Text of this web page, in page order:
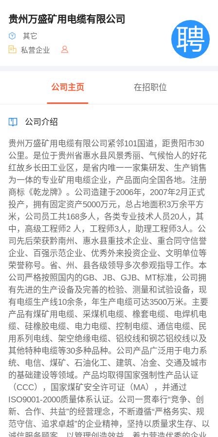
贵州万盛矿用电缆有限公司
其它
私营企业
公司主页 在招职位
公司介绍
贵州万盛矿用电缆有限公司紧邻101国道，距贵阳市30
公里。是位于贵州省惠水县风景秀丽、气候怡人的好花
红故乡长田工业区，是省内唯一一家集研发、生产销售
为一体的专业矿用电缆企业，产品面向全国各地。注册
商标《乾龙牌》。公司造建于2006年，2007年2月正式
投产，拥有固定资产5000万元，总占地面积3万余平方
米，公司员工共168多人，各类专业技术人员20人，其
中，高级工程师2 人，工程师3人，助理工程师3人。公
司先后荣获黔南州、惠水县重技术企业、重合同守信誉
企业、百强示范企业、优秀外来投资企业、文明单位等
荣誉称号。省、州、县各级领导多次参观指导工作。本
公司严格按照国内的GB、JB、GJB、MT标准，公司拥
有先进的生产设备及完善的检验、测量和试验设备，现
有电缆生产线10余条，年生产电缆可达3500万米。主要
产品有煤矿用电缆、采煤机电缆、橡套电缆、电焊机电
缆、硅橡胶电缆、电力电缆、控制电缆、通信电缆、民
用系列电线、架空绝缘电缆、铝绞线和钢芯铝绞线以及
其他特种电缆等30多种品种。公司产品广泛用于电力系
统、电信、煤矿、石油化工、建筑、冶金、交通及城市
的基础建设等领域。产品均取得国家强制性产品认证
（CCC），国家煤矿安全许可证（MA），并通过
ISO9001-2000质量体系认证。公司一贯奉行“竞争、创
新、合作、共益”的经营理念，不断遵循“严格务实、规
范守信、追求卓越”的企业精神，坚持以质量求生存、以